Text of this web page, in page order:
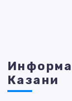
Казани